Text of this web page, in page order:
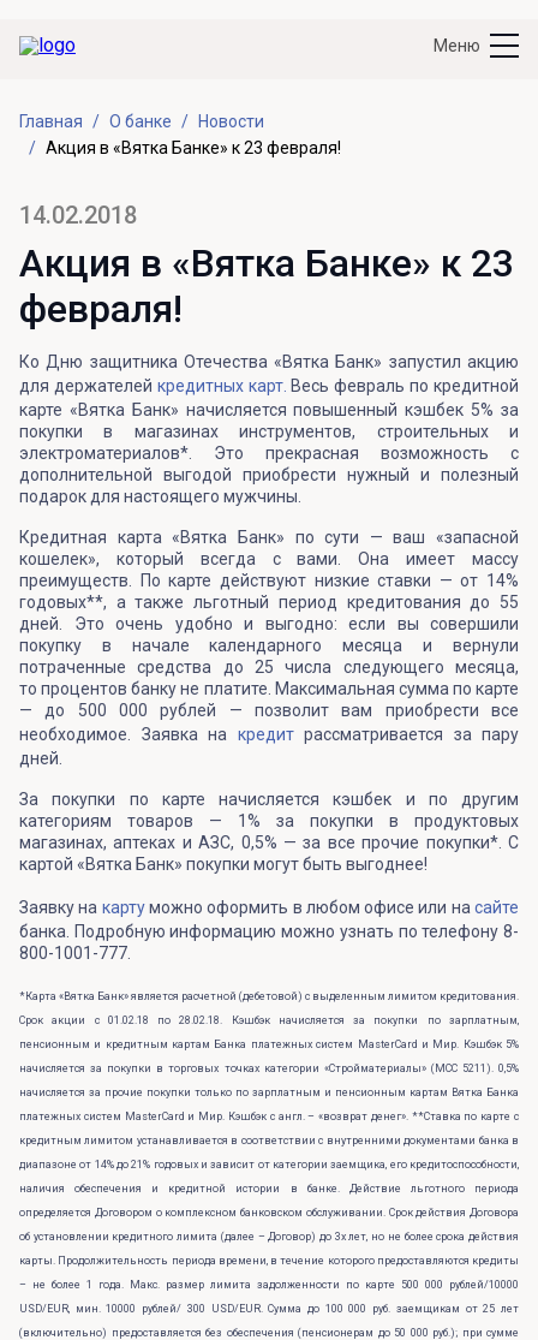
Меню
Главная О банке
Новости
Акция в «Вятка Банке» к 23 февраля!
14.02.2018
Акция в «Вятка Банке» к 23
февраля!
Ко Дню защитника Отечества «Вятка Банк» запустил акцию
для держателей кредитных карт. Весь февраль по кредитной
карте «Вятка Банк» начисляется повышенный кэшбек 5% за
покупки в магазинах инструментов, строительных и
электроматериалов*. Это прекрасная возможность с
дополнительной выгодой приобрести нужный и полезный
подарок для настоящего мужчины.
Кредитная карта «Вятка Банк» по сути — ваш «запасной
кошелек», который всегда с вами. Она имеет массу
преимуществ. По карте действуют низкие ставки — от 14%
годовых**, а также льготный период кредитования до 55
дней. Это очень удобно и выгодно: если вы совершили
покупку в начале календарного месяца и вернули
потраченные средства до 25 числа следующего месяца,
то процентов банку не платите. Максимальная сумма по карте
— до 500 000 рублей — позволит вам приобрести все
необходимое. Заявка на кредитрассматривается за пару
дней.
За покупки по карте начисляется кэшбек и по другим
категориям товаров — 1% за покупки в продуктовых
магазинах, аптеках и АЗС, 0,5% — за все прочие покупки*. С
картой «Вятка Банк» покупки могут быть выгоднее!
Заявку на картуможно оформить в любом офисе или насайте
банка. Подробную информацию можно узнать по телефону 8-
800-1001-777.
*Карта «Вятка Банк» является расчетной (дебетовой) с выделенным лимитом кредитования.
Срок акции с 01.02.18 по 28.02.18. Кэшбэк начисляется за покупки по зарплатным,
пенсионным и кредитным картам Банка платежных систем MasterCard и Мир. Кэшбэк 5%
начисляется за покупки в торговых точках категории «Стройматериалы» (МСС 5211). 0,5%
начисляется за прочие покупки только по зарплатным и пенсионным картам Вятка Банка
платежных систем MasterCard и Мир. Кэшбэк с англ. – «возврат денег». **Ставка по карте с
кредитным лимитом устанавливается в соответствии с внутренними документами банка в
диапазоне от 14% до 21% годовых и зависит от категории заемщика, его кредитоспособности,
наличия обеспечения и кредитной истории в банке. Действие льготного периода
определяется Договором о комплексном банковском обслуживании. Срок действия Договора
об установлении кредитного лимита (далее – Договор) до 3х лет, но не более срока действия
карты. Продолжительность периода времени, в течение которого предоставляются кредиты
– не более 1 года. Макс. размер лимита задолженности по карте 500 000 рублей/10000
USD/EUR, мин. 10000 рублей/ 300 USD/EUR. Сумма до 100 000 руб. заемщикам от 25 лет
(включительно) предоставляется без обеспечения (пенсионерам до 50 000 руб.); при сумме